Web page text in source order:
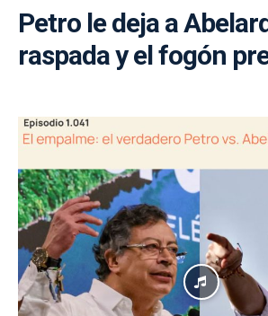
Petro le deja a
raspada y el fogón